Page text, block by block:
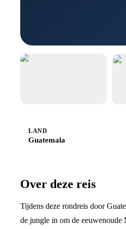
LAND
Guatemala
Over deze reis
Tijdens deze rondreis door
de jungle in om de eeuwenoude